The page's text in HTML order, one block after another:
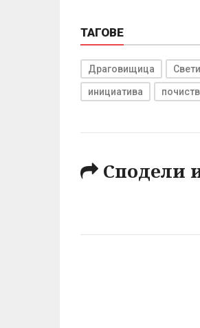
ТАГОВЕ
Драговищица
инициатива
Сподели